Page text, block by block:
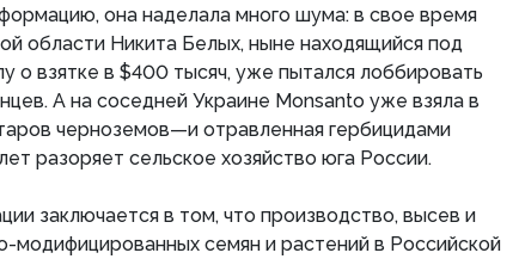
она наделала много шума: в свое время
области Никита Белых, ныне находящийся под
о взятке в $400 тысяч, уже пытался лоббировать
А на соседней Украине Monsanto уже взяла в
черноземов—и отравленная гербицидами
разоряет сельское хозяйство юга России.
заключается в том, что производство, высев и
модифицированных семян и растений в Российской